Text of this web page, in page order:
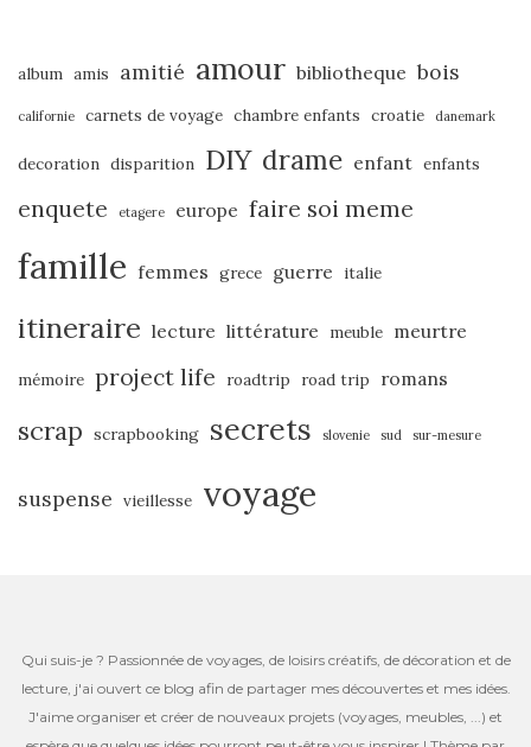
album amis amitié amour bibliotheque bois
californie carnets de voyage chambre enfants croatie danemark
decoration disparition DIY drame enfant enfants
enquete etagere europe faire soi meme
famille femmes grece guerre italie
itineraire lecture littérature meuble meurtre
mémoire project life roadtrip road trip romans
scrap scrapbooking secrets slovenie sud sur-mesure
suspense vieillesse voyage
Qui suis-je ? Passionnée de voyages, de loisirs créatifs, de décoration et de
lecture, j'ai ouvert ce blog afin de partager mes découvertes et mes idées.
J'aime organiser et créer de nouveaux projets (voyages, meubles, ...) et